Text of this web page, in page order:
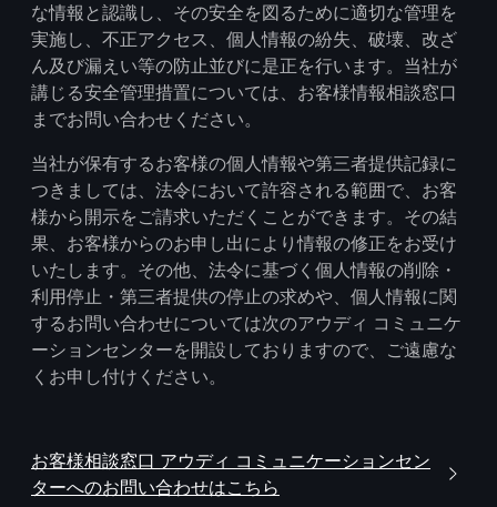
な情報と認識し、その安全を図るために適切な管理を
実施し、不正アクセス、個人情報の紛失、破壊、改ざ
ん及び漏えい等の防止並びに是正を行います。当社が
講じる安全管理措置については、お客様情報相談窓口
までお問い合わせください。
当社が保有するお客様の個人情報や第三者提供記録に
つきましては、法令において許容される範囲で、お客
様から開示をご請求いただくことができます。その結
果、お客様からのお申し出により情報の修正をお受け
いたします。その他、法令に基づく個人情報の削除・
利用停止・第三者提供の停止の求めや、個人情報に関
するお問い合わせについては次のアウディ コミュニケ
ーションセンターを開設しておりますので、ご遠慮な
くお申し付けください。
お客様相談窓口 アウディ コミュニケーションセン
ターへのお問い合わせはこちら